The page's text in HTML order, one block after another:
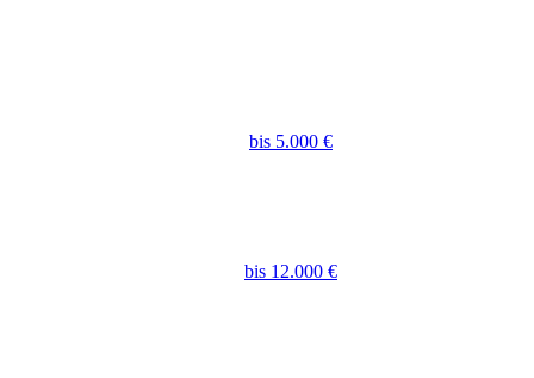
bis 5.000 €
bis 12.000 €